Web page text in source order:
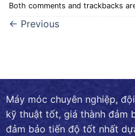
Both comments and trackbacks
← Previous
Máy móc chuyên nghiệp,
kỹ thuật tốt, giá thành đảm
đảm bảo tiến độ tốt nhất